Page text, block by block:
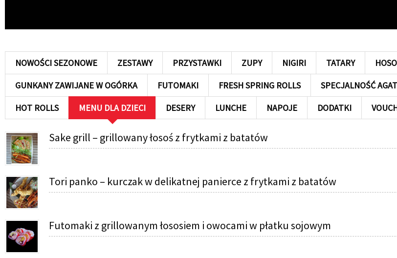
NOWOŚCI SEZONOWE ZESTAWY PRZYSTAWKI ZUPY NIGIRI TATARY
GUNKANY ZAWIJANE W OGÓRKA
FUTOMAKI FRESH SPRING ROLLS SPECJALNOŚĆ
HOT ROLLS
MENU DLA DZIECI DESERY LUNCHE NAPOJE DODATKI
Futomaki z grillowanym łososiem i owocami w płatku sojowym
Tori panko – kurczak w delikatnej panierce z frytkami z batatów
Sake grill – grillowany łosoś z frytkami z batatów